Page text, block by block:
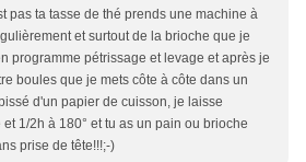
pas ta tasse de thé prends une machine à
et surtout de la brioche que je
programme pétrissage et levage et après je
boules que je mets côte à côte dans un
d'un papier de cuisson, je laisse
1/2h à 180° et tu as un pain ou brioche
prise de tête!!!;-)